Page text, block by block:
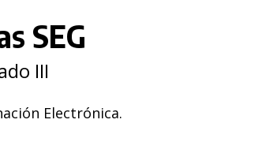
SEG
III
Electrónica.